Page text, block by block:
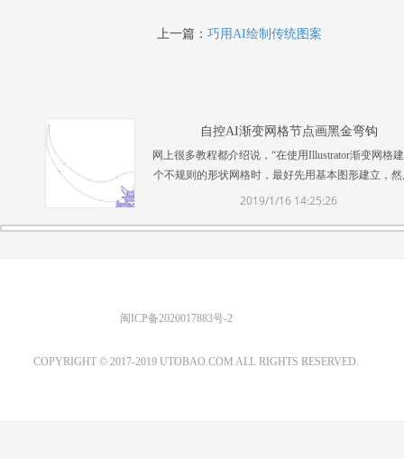
上一篇：巧用AI绘制传统图案
自控AI渐变网格节点画黑金弯钩
网上很多教程都介绍说，“在使用Illustrator渐变网格
个不规则的形状网格时，最好先用基本图形建立，
用白箭头拉成想要的形状……”但个人感觉这似乎是
2019/1/16 14:25:26
闽ICP备2020017883号-2
COPYRIGHT © 2017-2019 UTOBAO.COM ALL RIGHTS RESERVED.